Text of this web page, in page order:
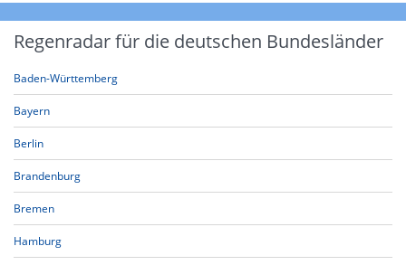
Regenradar für die deutschen Bundesländer
Baden-Württemberg
Bayern
Berlin
Brandenburg
Bremen
Hamburg